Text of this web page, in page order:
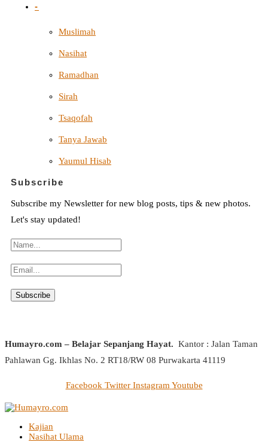
-
Muslimah
Nasihat
Ramadhan
Sirah
Tsaqofah
Tanya Jawab
Yaumul Hisab
Subscribe
Subscribe my Newsletter for new blog posts, tips & new photos.
Let's stay updated!
Humayro.com – Belajar Sepanjang Hayat. Kantor : Jalan Taman
Pahlawan Gg. Ikhlas No. 2 RT18/RW 08 Purwakarta 41119
Facebook Twitter Instagram Youtube
Kajian
Nasihat Ulama